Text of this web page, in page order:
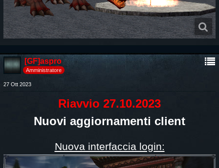
[GF]aspro
Amministratore
27 Ott 2023
Riavvio 27.10.2023
Nuovi aggiornamenti client
Nuova interfaccia login: